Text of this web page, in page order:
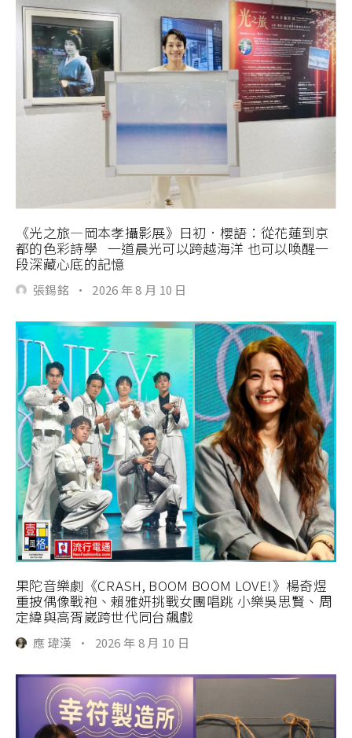
《光之旅—岡本孝攝影展》日初．櫻語：從花蓮到京
都的色彩詩學 一道晨光可以跨越海洋 也可以喚醒一
段深藏心底的記憶
張錫銘 · 2026 年 8 月 10 日
果陀音樂劇《CRASH, BOOM BOOM LOVE!》楊奇煜
重披偶像戰袍、賴雅妍挑戰女團唱跳 小樂吳思賢、周
定緯與高胥崴跨世代同台飆戲
應 瑋漢 · 2026 年 8 月 10 日